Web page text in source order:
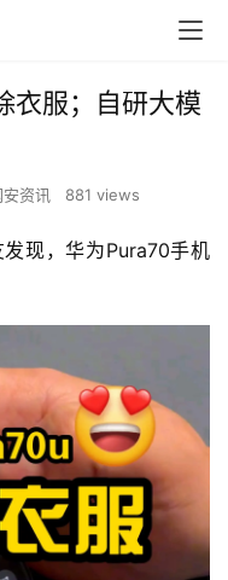
衣服；自研大模
安资讯 881 views
现，华为Pura70手机